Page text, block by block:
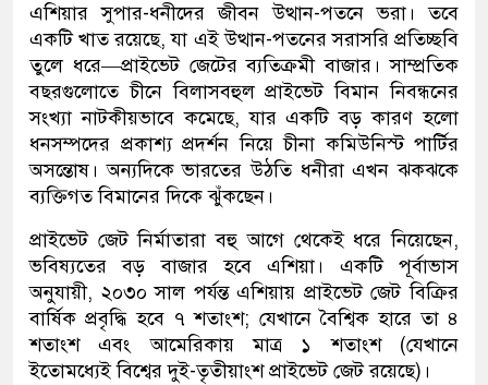
এশিয়ার সুপার-ধনীদের জীবন উত্থান-পতনে ভরা। তবে
একটি খাত রয়েছে, যা এই উত্থান-পতনের সরাসরি প্রতিচ্ছবি
তুলে ধরে—প্রাইভেট জেটের ব্যতিক্রমী বাজার। সাম্প্রতিক
বছরগুলোতে চীনে বিলাসবহুল প্রাইভেট বিমান নিবন্ধনের
সংখ্যা নাটকীয়ভাবে কমেছে, যার একটি বড় কারণ হলো
ধনসম্পদের প্রকাশ্য প্রদর্শন নিয়ে চীনা কমিউনিস্ট পার্টির
অসন্তোষ। অন্যদিকে ভারতের উঠতি ধনীরা এখন ঝকঝকে
ব্যক্তিগত বিমানের দিকে ঝুঁকছেন।
প্রাইভেট জেট নির্মাতারা বহু আগে থেকেই ধরে নিয়েছেন,
ভবিষ্যতের বড় বাজার হবে এশিয়া। একটি পূর্বাভাস
অনুযায়ী, ২০৩০ সাল পর্যন্ত এশিয়ায় প্রাইভেট জেট বিক্রির
বার্ষিক প্রবৃদ্ধি হবে ৭ শতাংশ; যেখানে বৈশ্বিক হারে তা ৪
শতাংশ এবং আমেরিকায় মাত্র ১ শতাংশ (যেখানে
ইতোমধ্যেই বিশ্বের দুই-তৃতীয়াংশ প্রাইভেট জেট রয়েছে)।